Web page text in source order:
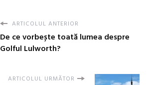
ARTICOLUL ANTERIOR
De ce vorbește toată lumea despre
Golful Lulworth?
ARTICOLUL URMĂTOR